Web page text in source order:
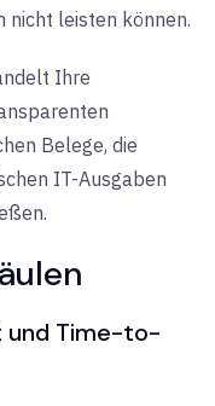
nicht leisten können.
Ihre
Belege, die
IT-Ausgaben
und Time-to-